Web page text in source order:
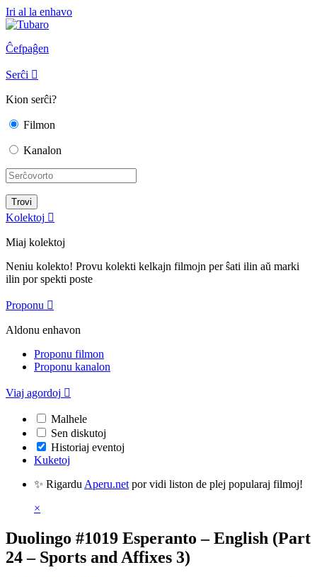
Iri al la enhavo
Ĉefpaĝen
Serĉi 
Kion serĉi?
Filmon
Kanalon
Kolektoj 
Miaj kolektoj
Neniu kolekto! Provu kolekti kelkajn filmojn per ŝati ilin aŭ marki
ilin por spekti poste
Proponu 
Aldonu enhavon
Proponu filmon
Proponu kanalon
Viaj agordoj 
Malhele
Sen diskutoj
Historiaj eventoj
Kuketoj
✨ Rigardu Aperu.net por vidi liston de plej popularaj filmoj!
×
Duolingo #1019 Esperanto – English (Part
24 – Sports and Affixes 3)